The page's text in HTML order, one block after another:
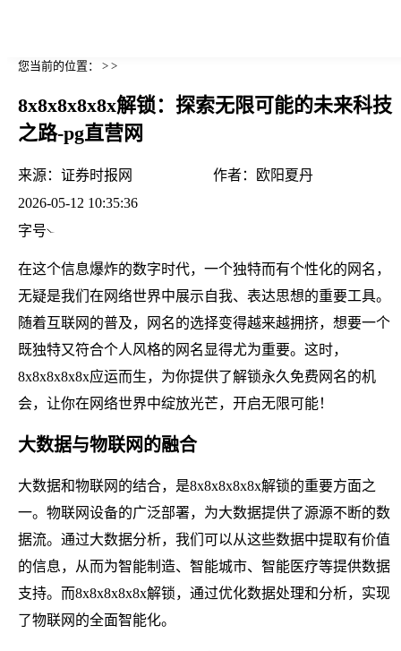
您当前的位置： > >
8x8x8x8x8x解锁：探索无限可能的未来科技
之路-pg直营网
来源： 证券时报网 作者：
欧阳夏丹
2026-05-12 10:35:36
字号
在这个信息爆炸的数字时代，一个独特而有个性化的网名，
无疑是我们在网络世界中展示自我、表达思想的重要工具。
随着互联网的普及，网名的选择变得越来越拥挤，想要一个
既独特又符合个人风格的网名显得尤为重要。这时，
8x8x8x8x8x应运而生，为你提供了解锁永久免费网名的机
会，让你在网络世界中绽放光芒，开启无限可能！
大数据与物联网的融合
大数据和物联网的结合，是8x8x8x8x8x解锁的重要方面之
一。物联网设备的广泛部署，为大数据提供了源源不断的数
据流。通过大数据分析，我们可以从这些数据中提取有价值
的信息，从而为智能制造、智能城市、智能医疗等提供数据
支持。而8x8x8x8x8x解锁，通过优化数据处理和分析，实现
了物联网的全面智能化。